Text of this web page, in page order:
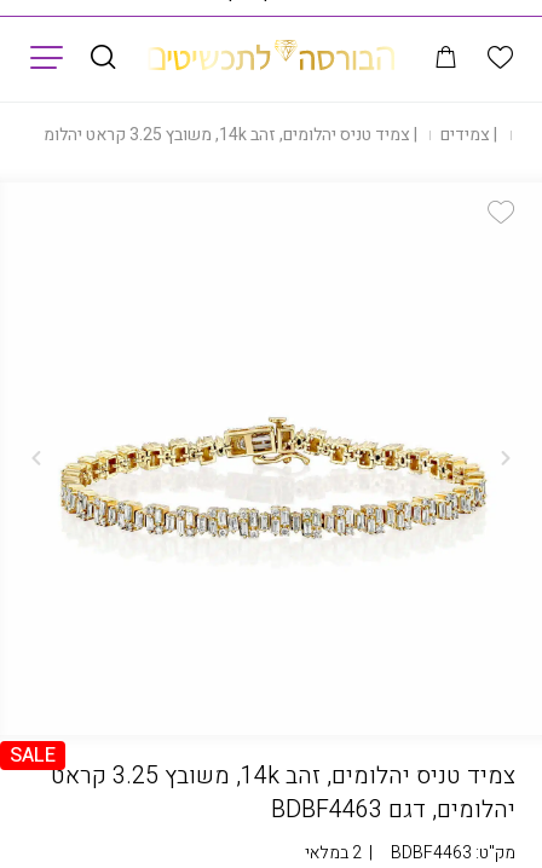
|צמידים |צמיד טניס יהלומים, זהב 14k, משובץ 3.25 קראט יהלומים, דגם BDBF4463
SALE
צמיד טניס יהלומים, זהב 14k, משובץ 3.25 קראט
יהלומים, דגם BDBF4463
מק"ט: BDBF4463
| 2 במלאי